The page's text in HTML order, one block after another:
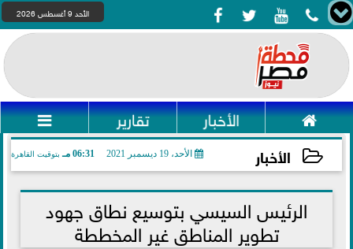
    الأحد 9 أغسطس 2026
 الأخبار تقارير 
الأخبار الأحد، 19 ديسمبر 2021 06:31 مـ بتوقيت القاهرة
2021-12-19 18:31:22الرئيس السيسي بتوسيع نطاق جهود
تطوير المناطق غير المخططة